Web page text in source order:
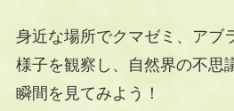
身近な場所でクマゼミ、アブ
様子を観察し、自然界の不思
瞬間を見てみよう！